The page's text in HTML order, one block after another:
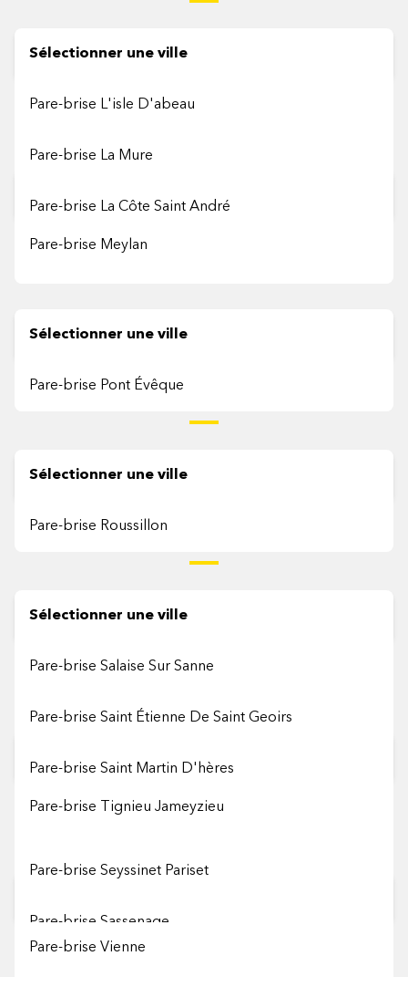
Sélectionner une ville
Pare-brise L'isle D'abeau
Pare-brise La Mure
Pare-brise La Côte Saint André
Pare-brise Meylan
Sélectionner une ville
Pare-brise Pont Évêque
Sélectionner une ville
Pare-brise Roussillon
Sélectionner une ville
Pare-brise Salaise Sur Sanne
Pare-brise Saint Étienne De Saint Geoirs
Pare-brise Saint Martin D'hères
Pare-brise Seyssinet Pariset
Pare-brise Sassenage
Pare-brise Tignieu Jameyzieu
Pare-brise Vienne